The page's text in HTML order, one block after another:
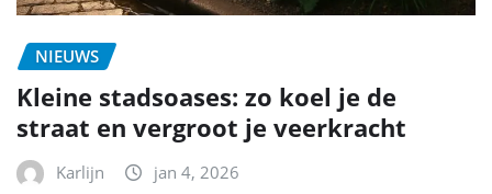
NIEUWS
Kleine stadsoases: zo koel je de
straat en vergroot je veerkracht
Karlijn jan 4, 2026